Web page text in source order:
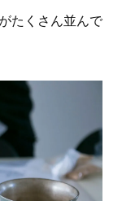
たくさん並んで